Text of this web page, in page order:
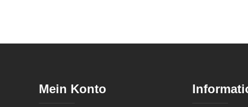
Mein Konto